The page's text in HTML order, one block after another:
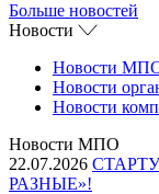
Больше новостей
Новости
Новости
Новости
Новости
Новости МПО
22.07.2026
РАЗНЫЕ»!